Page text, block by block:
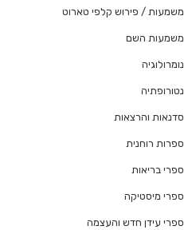
משמעות / פירוש קלפי טארוט
משמעות השם
נומרולוגיה
נטורופתיה
סדנאות והרצאות
ספרות רוחנית
ספרי בריאות
ספרי מיסטיקה
ספרי עידן חדש והעצמה